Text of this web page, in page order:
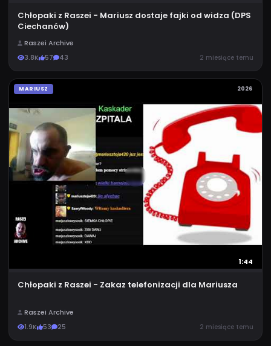
Chłopaki z Raszei - Mariusz dostaje fajki od widza (DPS
Ciechanów)
Raszei Archive
3.8K
57 43 2 miesiące temu
1:44
MARIUSZ 2026
Chłopaki z Raszei - Zakaz telefonizacji dla Mariusza
Raszei Archive
1.9K
53 25 2 miesiące temu